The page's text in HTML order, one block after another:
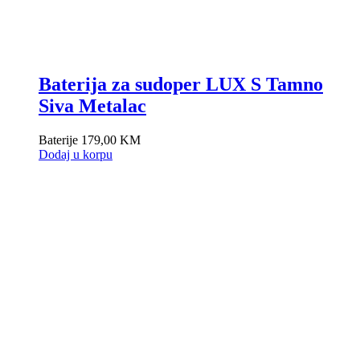
Baterija za sudoper LUX S Tamno
Siva Metalac
Baterije 179,00 KM
Dodaj u korpu